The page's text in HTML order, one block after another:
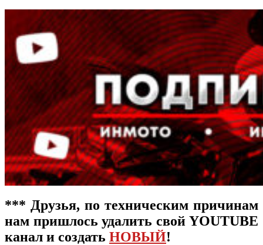
*** Друзья, по техническим причинам
нам пришлось удалить свой YOUTUBE
канал и создать НОВЫЙ!